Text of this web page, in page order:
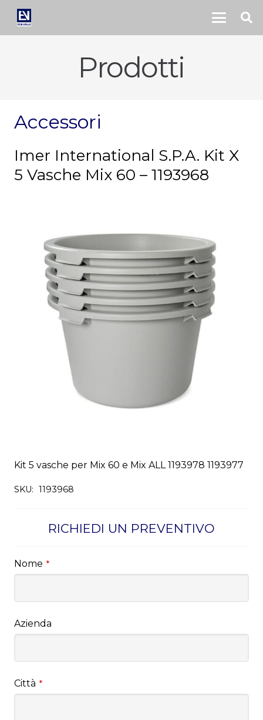
Prodotti
Accessori
Imer International S.P.A. Kit X
5 Vasche Mix 60 – 1193968
Kit 5 vasche per Mix 60 e Mix ALL 1193978 1193977
SKU: 1193968
RICHIEDI UN PREVENTIVO
Nome *
Azienda
Città *